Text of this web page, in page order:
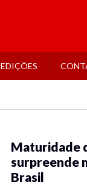
EDIÇÕES
Maturidade
surpreende
Brasil